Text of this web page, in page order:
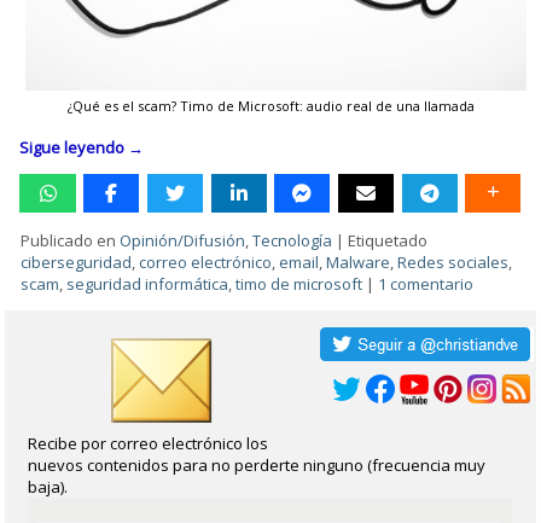
¿Qué es el scam? Timo de Microsoft: audio real de una llamada
Sigue leyendo →
Publicado en Opinión/Difusión,Tecnología |Etiquetado
ciberseguridad,correo electrónico, email,Malware,Redes sociales,
scam, seguridad informática,timo de microsoft | 1 comentario
Recibe por correo electrónico los
nuevos contenidos para no perderte ninguno (frecuencia muy
baja).